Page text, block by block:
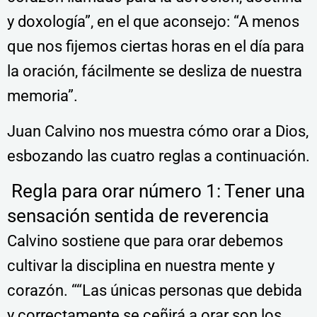
y doxología”, en el que aconsejo: “A menos
que nos fijemos ciertas horas en el día para
la oración, fácilmente se desliza de nuestra
memoria”.
Juan Calvino nos muestra cómo orar a Dios,
esbozando las cuatro reglas a continuación.
Regla para orar número 1: Tener una
sensación sentida de reverencia
Calvino sostiene que para orar debemos
cultivar la disciplina en nuestra mente y
corazón. ““Las únicas personas que debida